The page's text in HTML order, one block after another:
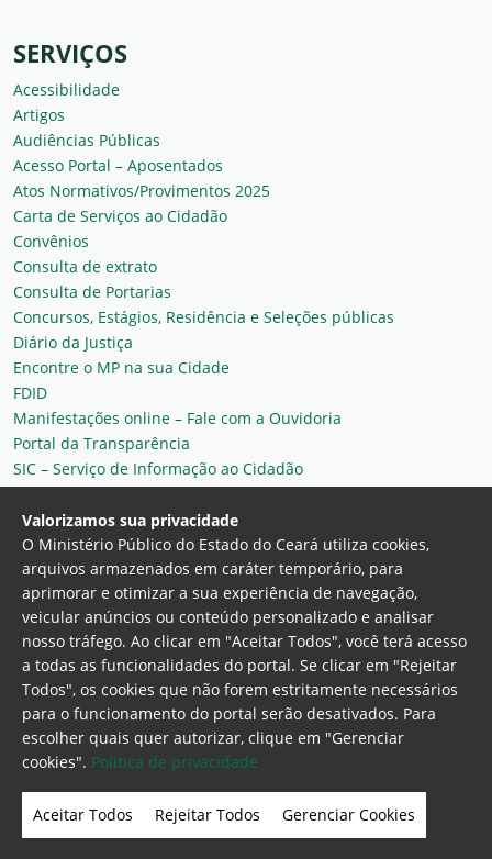
SERVIÇOS
Acessibilidade
Artigos
Audiências Públicas
Acesso Portal – Aposentados
Atos Normativos/Provimentos 2025
Carta de Serviços ao Cidadão
Convênios
Consulta de extrato
Consulta de Portarias
Concursos, Estágios, Residência e Seleções públicas
Diário da Justiça
Encontre o MP na sua Cidade
FDID
Manifestações online – Fale com a Ouvidoria
Portal da Transparência
SIC – Serviço de Informação ao Cidadão
Plantão MP do Ceará
Secretaria Geral
Ministério Público do Estado do Ceará
Procuradoria Geral de Justiça Av. Gen. Afonso
Albuquerque Lima, 130 - Cambeba - CEP:
60.822-325 - Fortaleza, Ceará. Brasil
Home Page Intranet Webmail Office 365
Valorizamos sua privacidade
O Ministério Público do Estado do Ceará utiliza cookies,
arquivos armazenados em caráter temporário, para
aprimorar e otimizar a sua experiência de navegação,
veicular anúncios ou conteúdo personalizado e analisar
nosso tráfego. Ao clicar em "Aceitar Todos", você terá acesso
a todas as funcionalidades do portal. Se clicar em "Rejeitar
Todos", os cookies que não forem estritamente necessários
para o funcionamento do portal serão desativados. Para
escolher quais quer autorizar, clique em "Gerenciar
cookies". Politica de privacidade
Aceitar Todos Rejeitar Todos Gerenciar Cookies